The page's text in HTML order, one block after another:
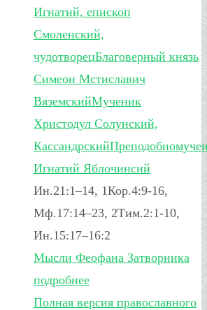
Игнатий, епископ
Смоленский,
чудотворецБлаговерный князь
Симеон Мстиславич
ВяземскийМученик
Христодул Солунский,
Кассандрский
Игнатий Яблочинсий
Ин.21:1–14, 1Кор.4:9-16,
Мф.17:14–23, 2Тим.2:1-10,
Ин.15:17–16:2
Мысли Феофана Затворника
подробнее
Полная версия православного